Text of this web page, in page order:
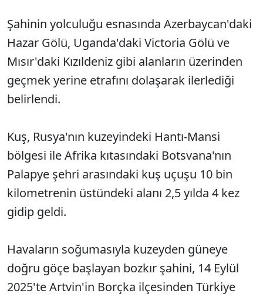
Şahinin yolculuğu esnasında Azerbaycan'daki
Hazar Gölü, Uganda'daki Victoria Gölü ve
Mısır'daki Kızıldeniz gibi alanların üzerinden
geçmek yerine etrafını dolaşarak ilerlediği
belirlendi.
Kuş, Rusya'nın kuzeyindeki Hantı-Mansi
bölgesi ile Afrika kıtasındaki Botsvana'nın
Palapye şehri arasındaki kuş uçuşu 10 bin
kilometrenin üstündeki alanı 2,5 yılda 4 kez
gidip geldi.
Havaların soğumasıyla kuzeyden güneye
doğru göçe başlayan bozkır şahini, 14 Eylül
2025'te Artvin'in Borçka ilçesinden Türkiye